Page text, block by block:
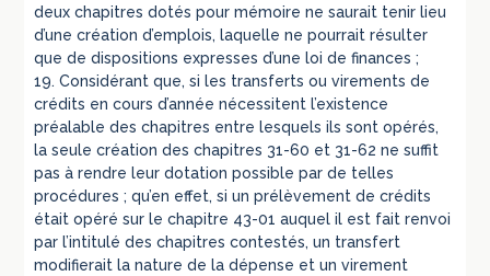
deux chapitres dotés pour mémoire ne saurait tenir lieu
d’une création d’emplois, laquelle ne pourrait résulter
que de dispositions expresses d’une loi de finances ;
19. Considérant que, si les transferts ou virements de
crédits en cours d’année nécessitent l’existence
préalable des chapitres entre lesquels ils sont opérés,
la seule création des chapitres 31-60 et 31-62 ne suffit
pas à rendre leur dotation possible par de telles
procédures ; qu’en effet, si un prélèvement de crédits
était opéré sur le chapitre 43-01 auquel il est fait renvoi
par l’intitulé des chapitres contestés, un transfert
modifierait la nature de la dépense et un virement